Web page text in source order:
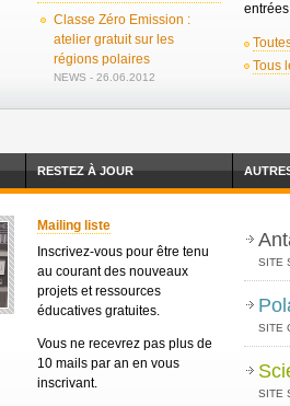
Classe Zéro Emission :
atelier gratuit sur les
régions polaires
NEWS - 26.06.2012
Tous
RESTEZ À JOUR
Mailing liste
Inscrivez-vous pour être tenu
au courant des nouveaux
projets et ressources
éducatives gratuites.
Vous ne recevrez pas plus de
10 mails par an en vous
inscrivant.
SITE
SITE
SITE